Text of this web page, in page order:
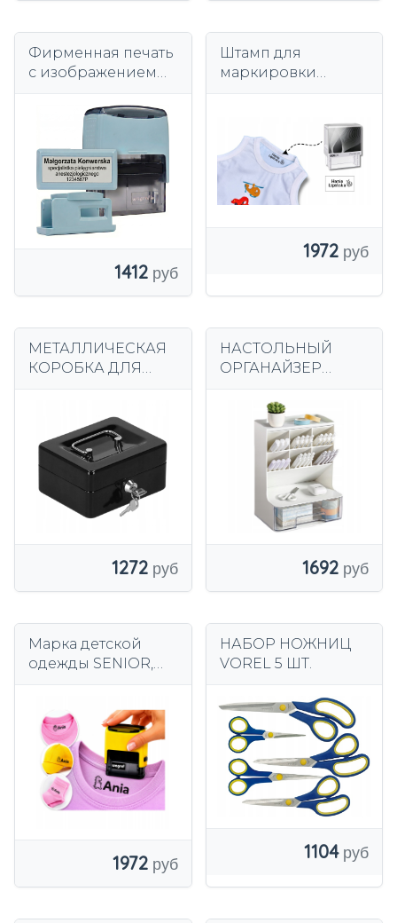
Фирменная печать
с изображением
и медсестры -
Wagraf B2s до 4
строк
1412
Штамп для
маркировки
1972
МЕТАЛЛИЧЕСКАЯ
КОРОБКА ДЛЯ
ДЛЯ КЛЮЧЕЙ,
СЕЙФ ДЛЯ
КЛЮЧЕЙ
1272
НАСТОЛЬНЫЙ
ОРГАНАЙЗЕР
ОРГАНИЗАТОР ДЛЯ
ХРАНЕНИЯ РУЧОК,
БЕЛЫЙ
1692
Марка детской
одежды SENIOR,
1972
НАБОР НОЖНИЦ
VOREL 5 ШТ.
1104